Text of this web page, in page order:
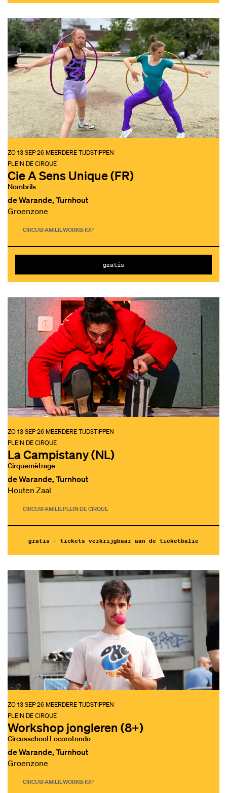
Cie A Sens Unique (FR)
Nombrils
PLEIN DE CIRQUE
ZO 13 SEP 26 MEERDERE TIJDSTIPPEN
de Warande, Turnhout
Groenzone
CIRCUSFAMILIEWORKSHOP
gratis
La Campistany (NL)
Cirquemètrage
PLEIN DE CIRQUE
ZO 13 SEP 26 MEERDERE TIJDSTIPPEN
de Warande, Turnhout
Houten Zaal
CIRCUSFAMILIEPLEIN DE CIRQUE
gratis - tickets verkrijgbaar aan de ticketbalie
Workshop jongleren (8+)
Circusschool Locorotondo
PLEIN DE CIRQUE
ZO 13 SEP 26 MEERDERE TIJDSTIPPEN
de Warande, Turnhout
Groenzone
CIRCUSFAMILIEWORKSHOP